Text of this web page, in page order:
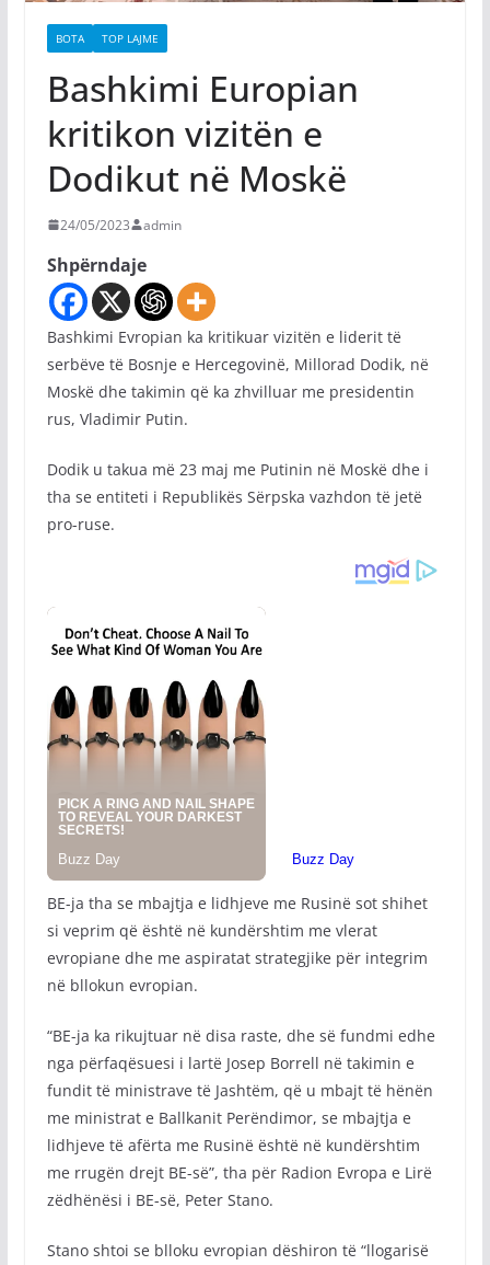
BOTA TOP LAJME
Bashkimi Europian
kritikon vizitën e
Dodikut në Moskë
24/05/2023 admin
Shpërndaje
Bashkimi Evropian ka kritikuar vizitën e liderit të
serbëve të Bosnje e Hercegovinë, Millorad Dodik, në
Moskë dhe takimin që ka zhvilluar me presidentin
rus, Vladimir Putin.
Dodik u takua më 23 maj me Putinin në Moskë dhe i
tha se entiteti i Republikës Sërpska vazhdon të jetë
pro-ruse.
BE-ja tha se mbajtja e lidhjeve me Rusinë sot shihet
si veprim që është në kundërshtim me vlerat
evropiane dhe me aspiratat strategjike për integrim
në bllokun evropian.
“BE-ja ka rikujtuar në disa raste, dhe së fundmi edhe
nga përfaqësuesi i lartë Josep Borrell në takimin e
fundit të ministrave të Jashtëm, që u mbajt të hënën
me ministrat e Ballkanit Perëndimor, se mbajtja e
lidhjeve të afërta me Rusinë është në kundërshtim
me rrugën drejt BE-së”, tha për Radion Evropa e Lirë
zëdhënësi i BE-së, Peter Stano.
Stano shtoi se blloku evropian dëshiron të “llogarisë